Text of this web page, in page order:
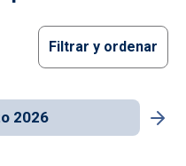
2026
Filtrar y ordenar